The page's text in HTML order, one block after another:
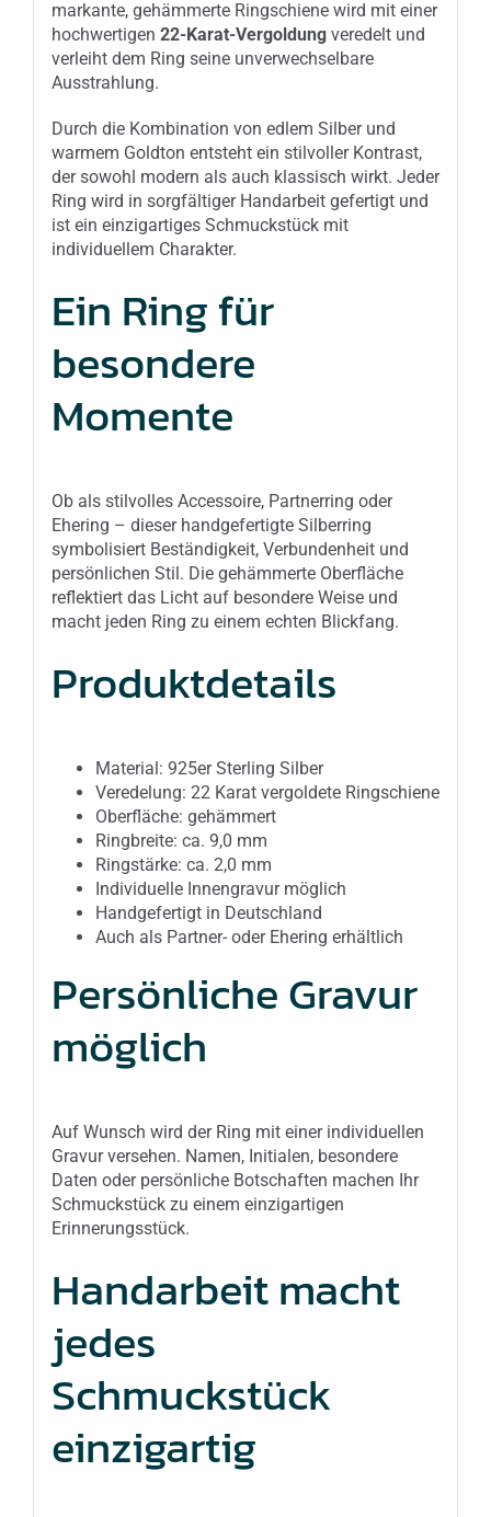
markante, gehämmerte Ringschiene wird mit einer
hochwertigen 22-Karat-Vergoldungveredelt und
verleiht dem Ring seine unverwechselbare
Ausstrahlung.
Durch die Kombination von edlem Silber und
warmem Goldton entsteht ein stilvoller Kontrast,
der sowohl modern als auch klassisch wirkt. Jeder
Ring wird in sorgfältiger Handarbeit gefertigt und
ist ein einzigartiges Schmuckstück mit
individuellem Charakter.
Ein Ring für
besondere
Momente
Ob als stilvolles Accessoire, Partnerring oder
Ehering – dieser handgefertigte Silberring
symbolisiert Beständigkeit, Verbundenheit und
persönlichen Stil. Die gehämmerte Oberfläche
reflektiert das Licht auf besondere Weise und
macht jeden Ring zu einem echten Blickfang.
Produktdetails
Material: 925er Sterling Silber
Veredelung: 22 Karat vergoldete Ringschiene
Oberfläche: gehämmert
Ringbreite: ca. 9,0 mm
Ringstärke: ca. 2,0 mm
Individuelle Innengravur möglich
Handgefertigt in Deutschland
Auch als Partner- oder Ehering erhältlich
Persönliche Gravur
möglich
Auf Wunsch wird der Ring mit einer individuellen
Gravur versehen. Namen, Initialen, besondere
Daten oder persönliche Botschaften machen Ihr
Schmuckstück zu einem einzigartigen
Erinnerungsstück.
Handarbeit macht
jedes
Schmuckstück
einzigartig